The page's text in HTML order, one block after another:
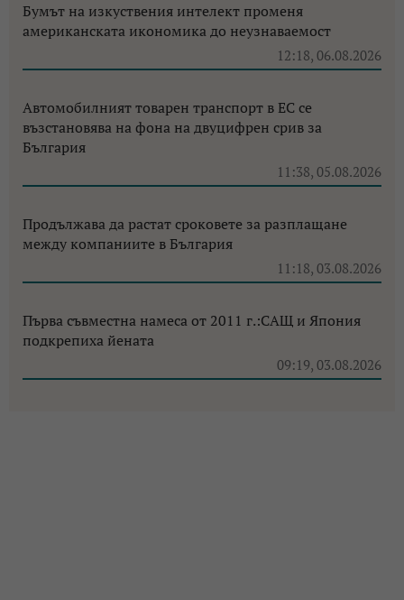
Бумът на изкуствения интелект променя
американската икономика до неузнаваемост
12:18, 06.08.2026
Автомобилният товарен транспорт в ЕС се
възстановява на фона на двуцифрен срив за
България
11:38, 05.08.2026
Продължава да растат сроковете за разплащане
между компаниите в България
11:18, 03.08.2026
Първа съвместна намеса от 2011 г.:САЩ и Япония
подкрепиха йената
09:19, 03.08.2026